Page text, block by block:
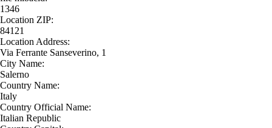
1346
Location ZIP:
84121
Location Address:
Via Ferrante Sanseverino, 1
City Name:
Salerno
Country Name:
Italy
Country Official Name:
Italian Republic